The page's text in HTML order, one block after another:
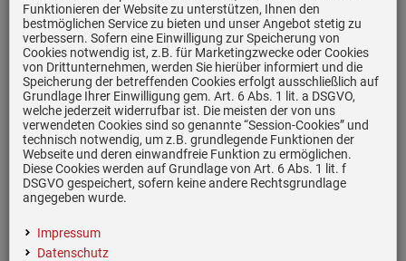
Artikel-Nummer:19954147 | Herstellernummer: 114.0477.978 |
EAN:7612981857066
nur noch 1 Stück verfügbar!
Funktionieren der Website zu unterstützen, Ihnen den
bestmöglichen Service zu bieten und unser Angebot stetig zu
verbessern. Sofern eine Einwilligung zur Speicherung von
Cookies notwendig ist, z.B. für Marketingzwecke oder Cookies
von Drittunternehmen, werden Sie hierüber informiert und die
Speicherung der betreffenden Cookies erfolgt ausschließlich auf
Grundlage Ihrer Einwilligung gem. Art. 6 Abs. 1 lit. a DSGVO,
welche jederzeit widerrufbar ist. Die meisten der von uns
verwendeten Cookies sind so genannte “Session-Cookies” und
technisch notwendig, um z.B. grundlegende Funktionen der
Webseite und deren einwandfreie Funktion zu ermöglichen.
Diese Cookies werden auf Grundlage von Art. 6 Abs. 1 lit. f
DSGVO gespeichert, sofern keine andere Rechtsgrundlage
angegeben wurde.
Impressum
Datenschutz